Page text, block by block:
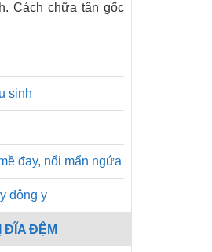
Cách chữa tận gốc
sinh
đay, nổi mẩn ngứa
đông y
ĐĨA ĐỆM